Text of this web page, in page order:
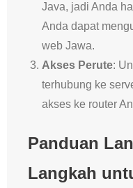
Java, jadi Anda
Anda dapat
web Jawa.
Akses Perute:
terhubung ke
akses ke router
Panduan
Langkah